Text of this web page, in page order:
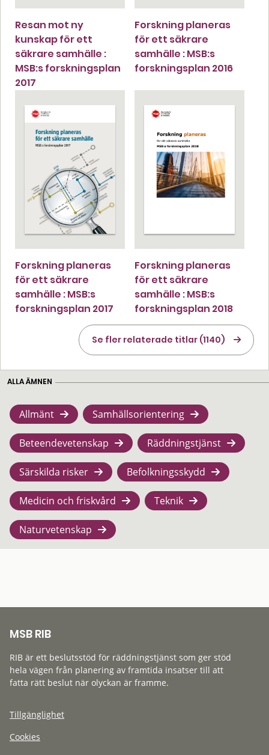
Resan mot ny
kunskap för ett
säkrare samhälle :
MSB:s forskningsplan
2017
Forskning planeras
för ett säkrare
samhälle : MSB:s
forskningsplan 2016
Forskning planeras
för ett säkrare
samhälle : MSB:s
forskningsplan 2017
Forskning planeras
för ett säkrare
samhälle : MSB:s
forskningsplan 2018
Se fler relaterade titlar (1140)
ALLA ÄMNEN
Allmänt Samhällsorientering
Beteendevetenskap Räddningstjänst
Särskilda risker Befolkningsskydd
Medicin och friskvård Teknik
Naturvetenskap
MSB RIB
RIB är ett beslutsstöd för räddningstjänst som ger stöd
hela vägen från planering av framtida insatser till att
fatta rätt beslut när olyckan är framme.
Tillgänglighet
Cookies